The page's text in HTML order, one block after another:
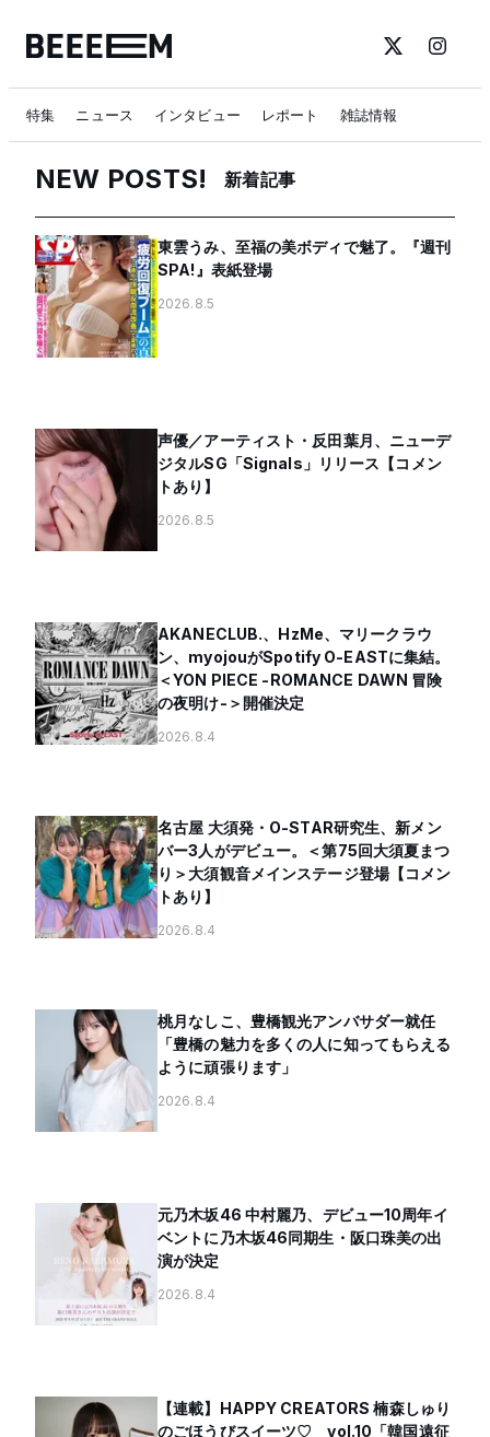
特集 ニュース インタビュー レポート 雑誌情報
NEW POSTS! 新着記事
東雲うみ、至福の美ボディで魅了。『週刊
SPA!』表紙登場
2026.8.5
声優／アーティスト・反田葉月、ニューデ
ジタルSG「Signals」リリース【コメン
トあり】
2026.8.5
AKANECLUB.、HzMe、マリークラウ
ン、myojouがSpotify O-EASTに集結。
＜YON PIECE -ROMANCE DAWN 冒険
の夜明け-＞開催決定
2026.8.4
名古屋 大須発・O-STAR研究生、新メン
バー3人がデビュー。＜第75回大須夏まつ
り＞大須観音メインステージ登場【コメン
トあり】
2026.8.4
桃月なしこ、豊橋観光アンバサダー就任
「豊橋の魅力を多くの人に知ってもらえる
ように頑張ります」
2026.8.4
元乃木坂46 中村麗乃、デビュー10周年イ
ベントに乃木坂46同期生・阪口珠美の出
演が決定
2026.8.4
【連載】HAPPY CREATORS 楠森しゅり
のごほうびスイーツ♡ vol.10「韓国遠征